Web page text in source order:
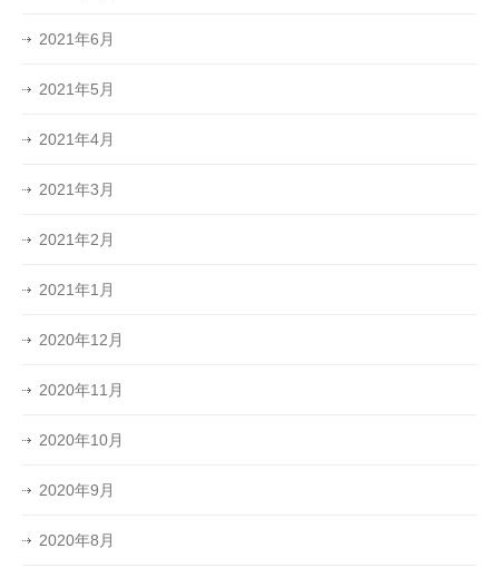
2021年6月
2021年5月
2021年4月
2021年3月
2021年2月
2021年1月
2020年12月
2020年11月
2020年10月
2020年9月
2020年8月